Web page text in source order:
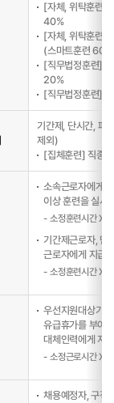
[자체, 위탁훈련]
40%
[자체, 위탁훈련]
(스마트훈련
[직무법정훈련] (
20%
[직무법정훈련] (
기간제, 단시간, 파
제외)
[집체훈련] 직종
소속근로자에게
이상 훈련을 실시
소정훈련시간 X
기간제근로자, 단
근로자에게 지급
소정훈련시간 X
우선지원대상기
유급휴가를 부여
대체인력에게 지
소정근로시간 X
채용예정자, 구직